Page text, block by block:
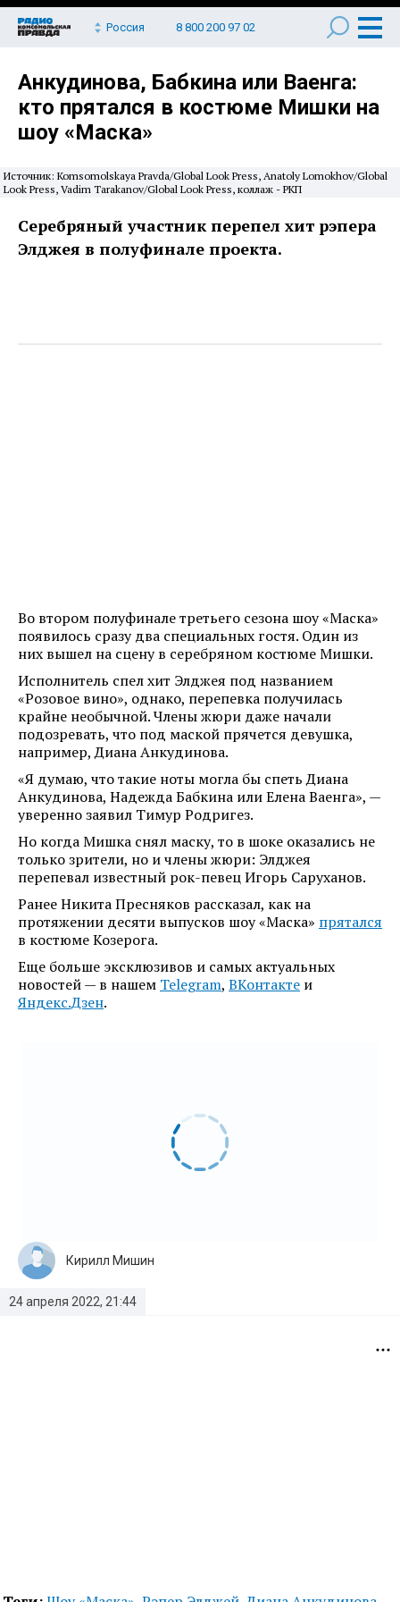
Россия 8 800 200 97 02
Анкудинова, Бабкина или Ваенга:
кто прятался в костюме Мишки на
шоу «Маска»
Источник: Komsomolskaya Pravda/Global Look Press, Anatoly Lomokhov/Global
Look Press, Vadim Tarakanov/Global Look Press, коллаж - РКП
Серебряный участник перепел хит рэпера
Элджея в полуфинале проекта.
Во втором полуфинале третьего сезона шоу «Маска»
появилось сразу два специальных гостя. Один из
них вышел на сцену в серебряном костюме Мишки.
Исполнитель спел хит Элджея под названием
«Розовое вино», однако, перепевка получилась
крайне необычной. Члены жюри даже начали
подозревать, что под маской прячется девушка,
например, Диана Анкудинова.
«Я думаю, что такие ноты могла бы спеть Диана
Анкудинова, Надежда Бабкина или Елена Ваенга», —
уверенно заявил Тимур Родригез.
Но когда Мишка снял маску, то в шоке оказались не
только зрители, но и члены жюри: Элджея
перепевал известный рок-певец Игорь Саруханов.
Ранее Никита Пресняков рассказал, как на
протяжении десяти выпусков шоу «Маска» прятался
в костюме Козерога.
Еще больше эксклюзивов и самых актуальных
новостей — в нашем Telegram, ВКонтакте и
Яндекс.Дзен.
24 апреля 2022, 21:44
Кирилл Мишин